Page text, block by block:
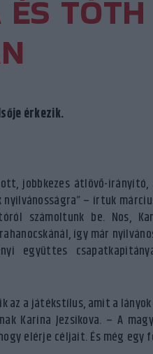
TÓTH
érkezik.
jobbkezes átlövő-
– írtuk
számoltunk be. Nos,
így már
együttes
a játékstílus, amit a
Karina Jezsikova. – A
elérje céljait. És még